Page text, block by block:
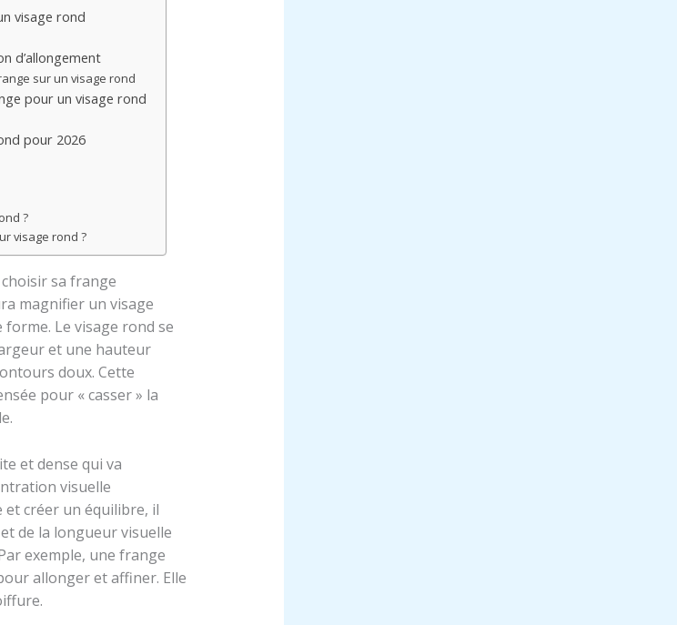
visage rond
d’allongement
sur un visage rond
pour un visage rond
pour 2026
?
visage rond ?
sa frange
magnifier un visage
Le visage rond se
et une hauteur
doux. Cette
pour « casser » la
et dense qui va
visuelle
créer un équilibre, il
de la longueur visuelle
exemple, une frange
allonger et affiner. Elle